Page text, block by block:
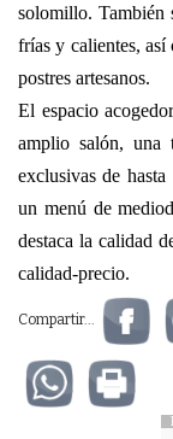
solomillo. También
frías y calientes, así
postres artesanos.
El espacio
amplio salón, una
exclusivas de
un menú de
destaca la calidad
calidad-precio.
Compartir...